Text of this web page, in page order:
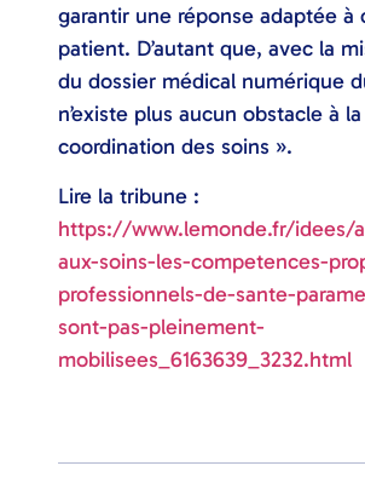
garantir une réponse adaptée à
patient. D’autant que, avec la
du dossier médical numérique
n’existe plus aucun obstacle à la
coordination des soins ».
Lire la tribune :
https://www.lemonde.fr/idees/
aux-soins-les-competences-
professionnels-de-sante-
sont-pas-pleinement-
mobilisees_6163639_3232.html